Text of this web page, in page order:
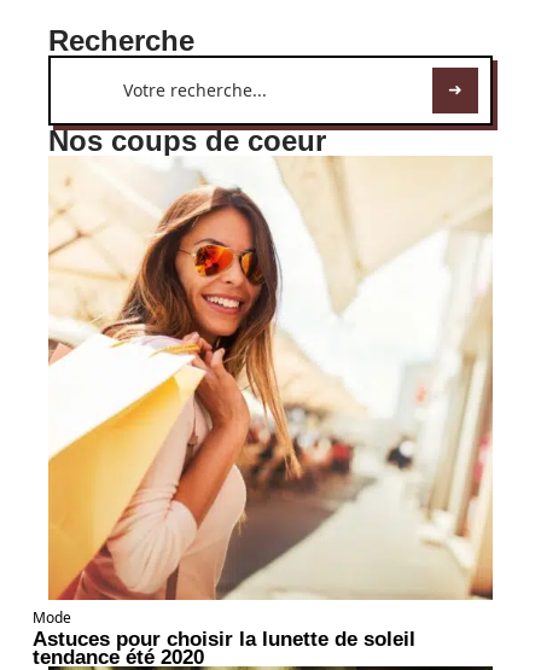
Recherche
Nos coups de coeur
Mode
Astuces pour choisir la lunette de soleil
tendance été 2020